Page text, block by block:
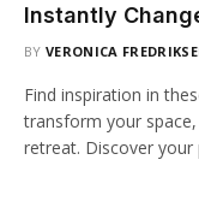
Instantly
BY VERONICA
Find inspiration in
transform your
retreat. Discover your